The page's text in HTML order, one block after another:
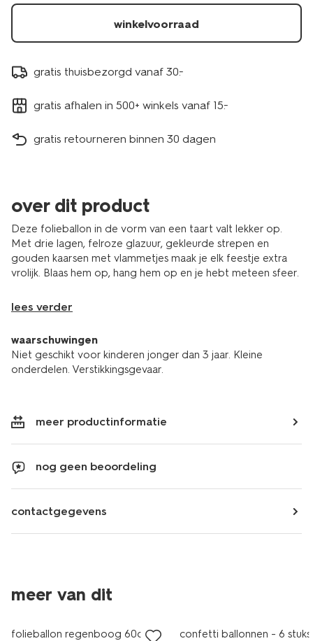
winkelvoorraad
gratis thuisbezorgd vanaf 30.-
gratis afhalen in 500+ winkels vanaf 15.-
gratis retourneren binnen 30 dagen
over dit product
Deze folieballon in de vorm van een taart valt lekker op.
Met drie lagen, felroze glazuur, gekleurde strepen en
gouden kaarsen met vlammetjes maak je elk feestje extra
vrolijk. Blaas hem op, hang hem op en je hebt meteen sfeer.
lees verder
waarschuwingen
Niet geschikt voor kinderen jonger dan 3 jaar. Kleine
onderdelen. Verstikkingsgevaar.
meer productinformatie
nog geen beoordeling
contactgegevens
meer van dit
folieballon regenboog 60cm confetti ballonnen - 6 stuks